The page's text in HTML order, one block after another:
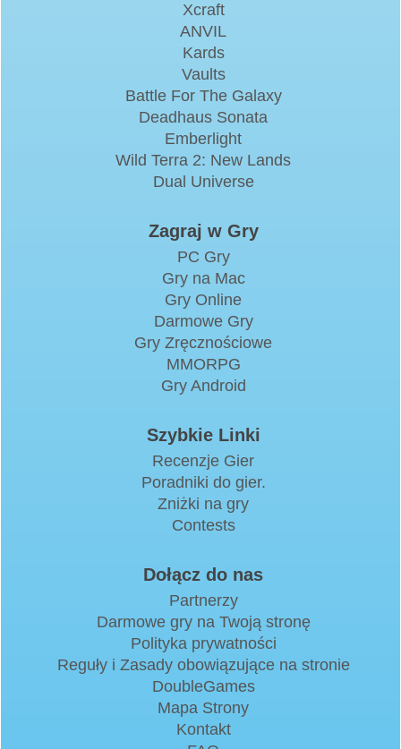
Xcraft
ANVIL
Kards
Vaults
Battle For The Galaxy
Deadhaus Sonata
Emberlight
Wild Terra 2: New Lands
Dual Universe
Zagraj w Gry
PC Gry
Gry na Mac
Gry Online
Darmowe Gry
Gry Zręcznościowe
MMORPG
Gry Android
Szybkie Linki
Recenzje Gier
Poradniki do gier.
Zniżki na gry
Contests
Dołącz do nas
Partnerzy
Darmowe gry na Twoją stronę
Polityka prywatności
Reguły i Zasady obowiązujące na stronie
DoubleGames
Mapa Strony
Kontakt